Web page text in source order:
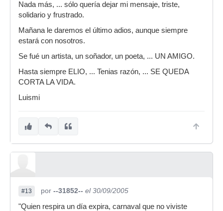
Nada más, ... sólo quería dejar mi mensaje, triste,
solidario y frustrado.
Mañana le daremos el último adios, aunque siempre
estará con nosotros.
Se fué un artista, un soñador, un poeta, ... UN AMIGO.
Hasta siempre ELIO, ... Tenias razón, ... SE QUEDA
CORTA LA VIDA.
Luismi
#13 por --31852-- el 30/09/2005
"Quien respira un día expira, carnaval que no viviste